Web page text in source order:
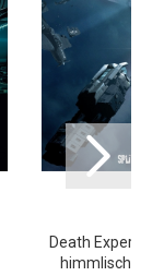
Death
himmlische